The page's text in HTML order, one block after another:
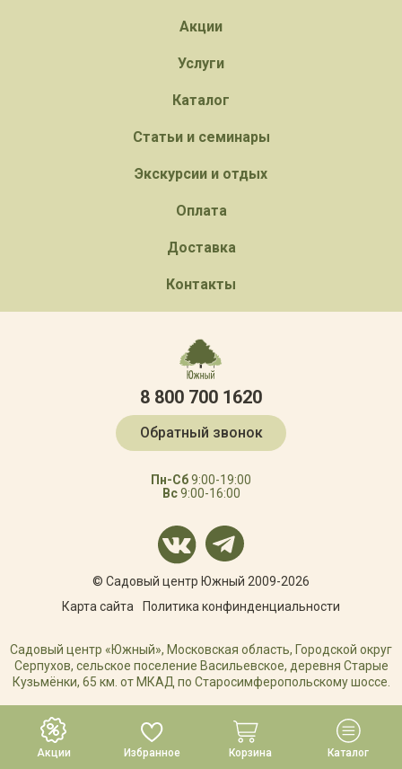
Акции Избранное Корзина Каталог
Акции
Услуги
Каталог
Статьи и семинары
Экскурсии и отдых
Оплата
Доставка
Контакты
8 800 700 1620
Обратный звонок
Пн-Сб9:00-19:00
Вс9:00-16:00
© Садовый центр Южный 2009-2026
Карта сайта
Политика конфинденциальности
Садовый центр «Южный», Московская область, Городской округ
Серпухов, сельское поселение Васильевское, деревня Старые
Кузьмёнки, 65 км. от МКАД по Старосимферопольскому шоссе.
РАЗРАБОТКА САЙТА